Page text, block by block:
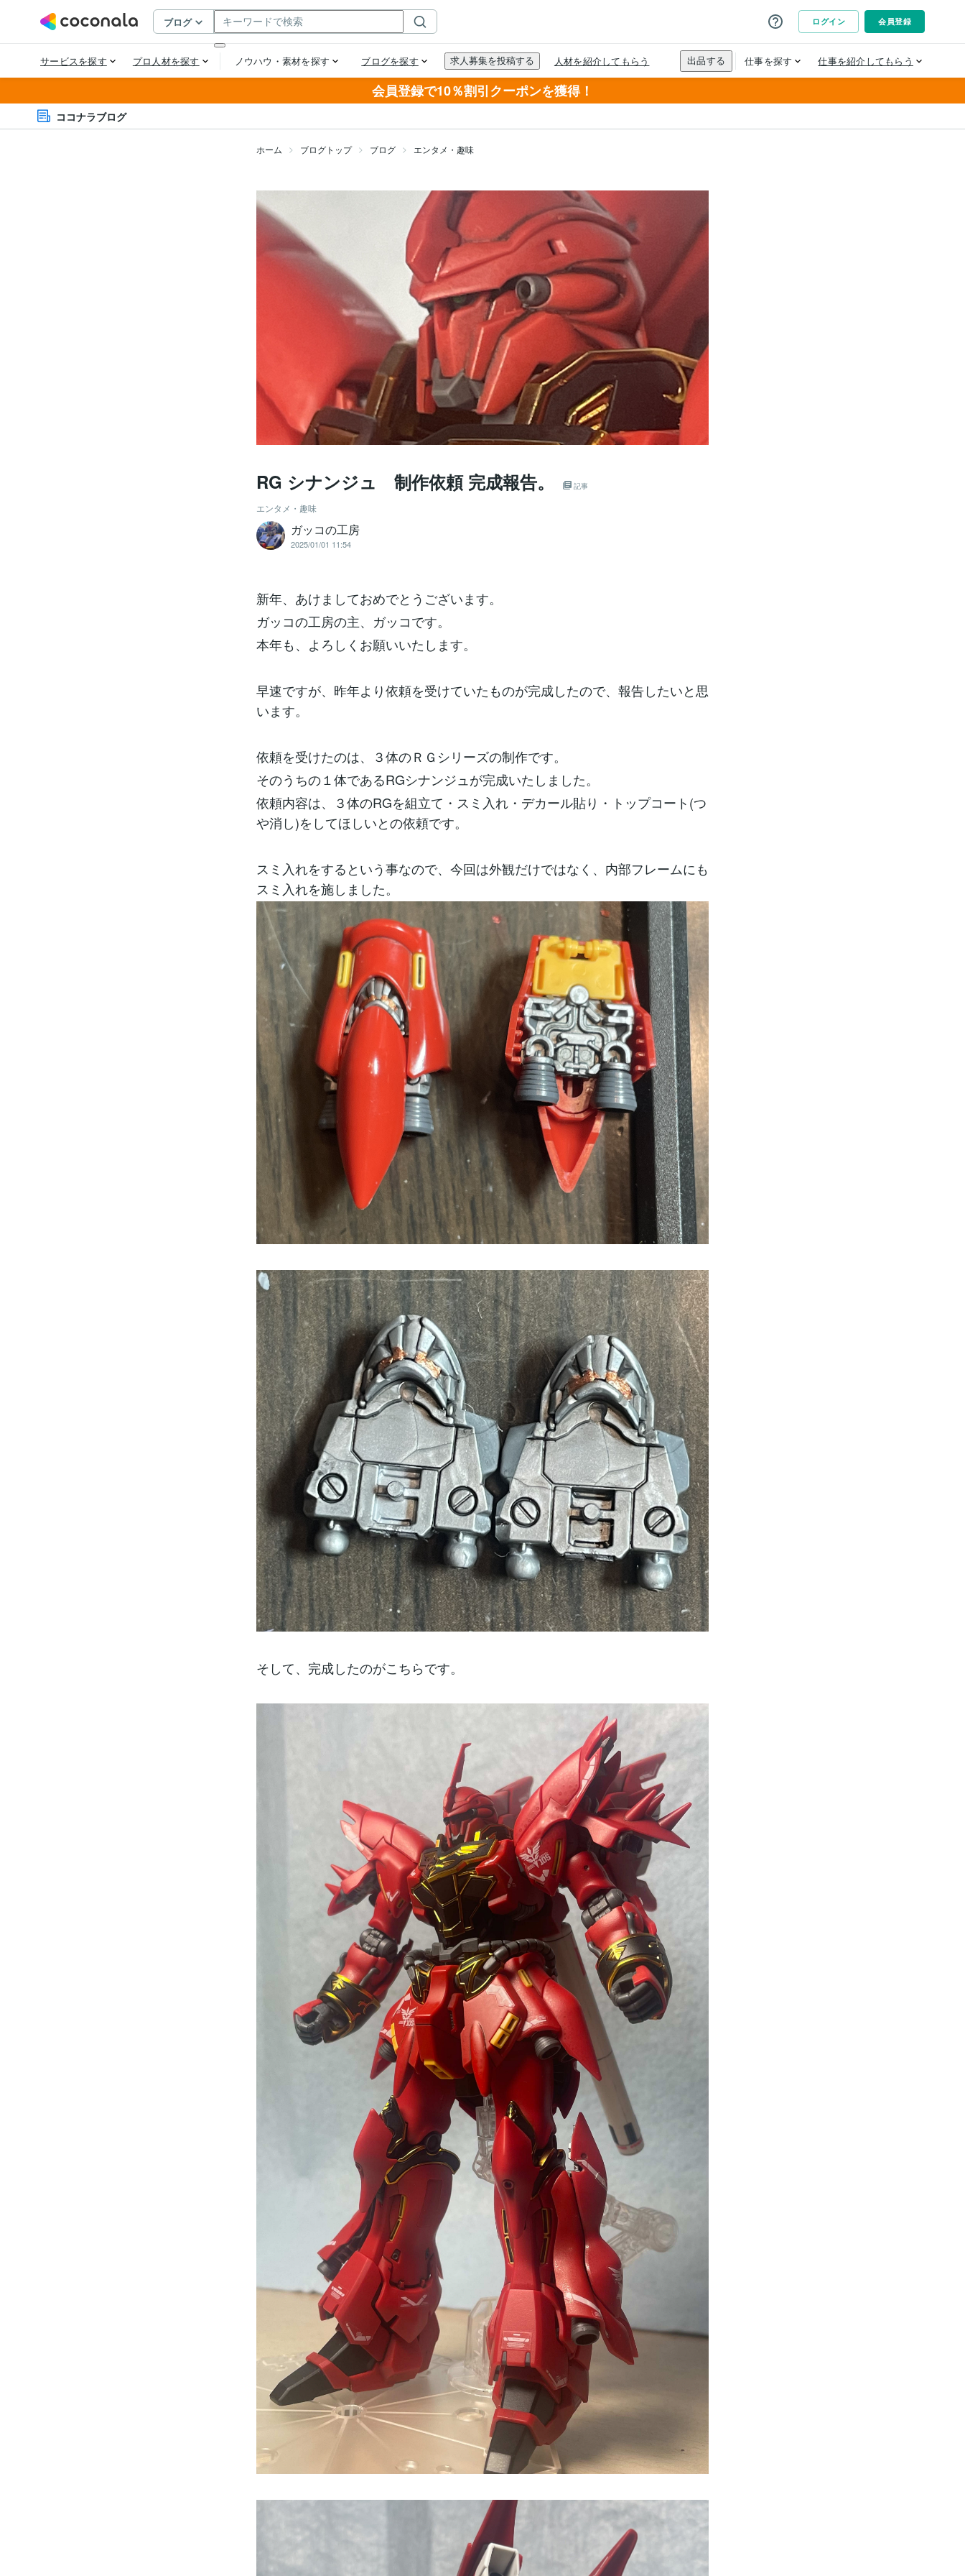
会員登録で10％割引クーポンを獲得！
ココナラブログ
ホーム ブログトップ ブログ エンタメ・趣味
RG シナンジュ 制作依頼 完成報告。 記事
エンタメ・趣味
ガッコの工房
2025/01/01 11:54
新年、あけましておめでとうございます。
ガッコの工房の主、ガッコです。
本年も、よろしくお願いいたします。
早速ですが、昨年より依頼を受けていたものが完成したので、報告したいと思
います。
依頼を受けたのは、３体のＲＧシリーズの制作です。
そのうちの１体であるRGシナンジュが完成いたしました。
依頼内容は、３体のRGを組立て・スミ入れ・デカール貼り・トップコート(つ
や消し)をしてほしいとの依頼です。
スミ入れをするという事なので、今回は外観だけではなく、内部フレームにも
スミ入れを施しました。
そして、完成したのがこちらです。